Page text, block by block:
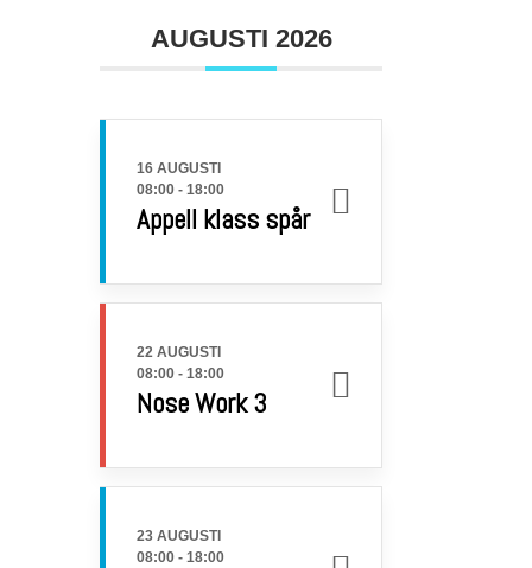
AUGUSTI 2026
16 AUGUSTI
08:00 - 18:00
Appell klass spår
22 AUGUSTI
08:00 - 18:00
Nose Work 3
23 AUGUSTI
08:00 - 18:00